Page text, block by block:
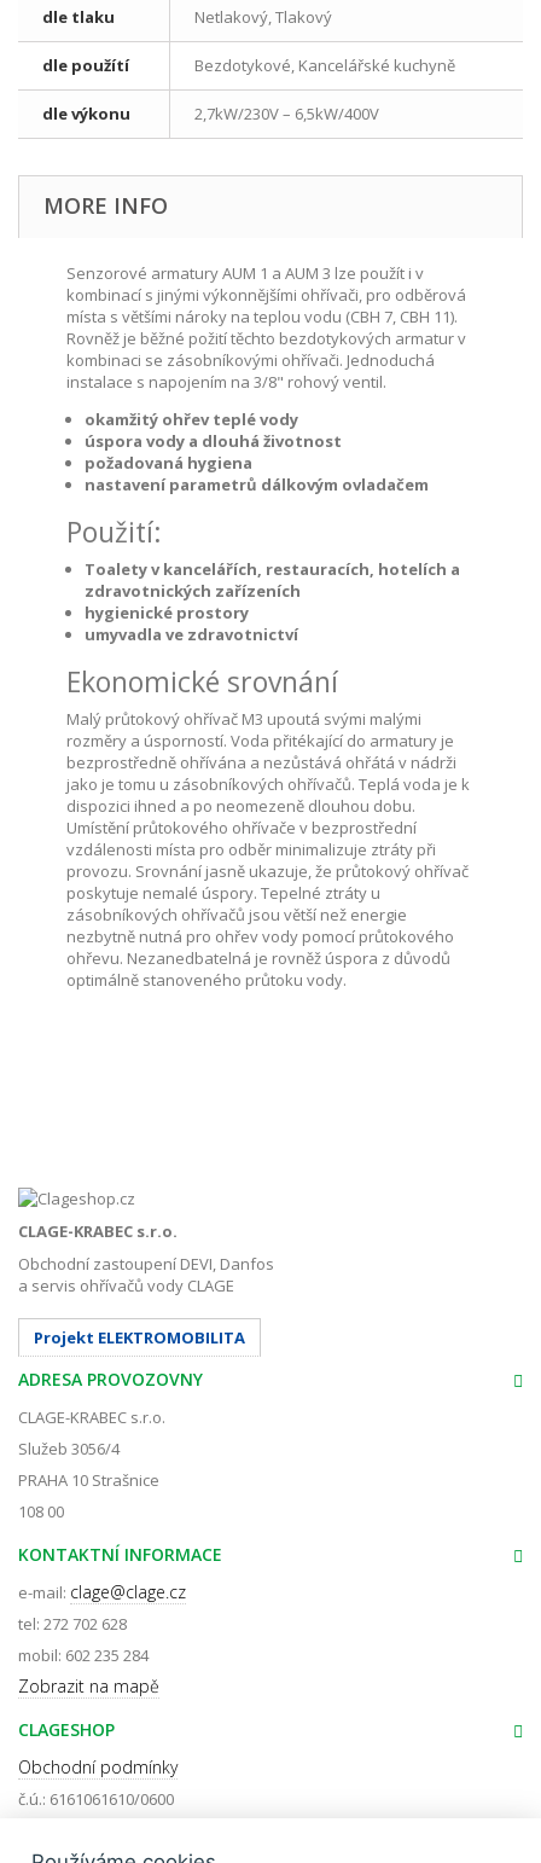
dle tlaku Netlakový, Tlakový
dle použítí Bezdotykové, Kancelářské kuchyně
dle výkonu 2,7kW/230V – 6,5kW/400V
MORE INFO
Senzorové armatury AUM 1 a AUM 3 lze použít i v
kombinací s jinými výkonnějšími ohřívači, pro odběrová
místa s většími nároky na teplou vodu (CBH 7, CBH 11).
Rovněž je běžné požití těchto bezdotykových armatur v
kombinaci se zásobníkovými ohřívači. Jednoduchá
instalace s napojením na 3/8" rohový ventil.
okamžitý ohřev teplé vody
úspora vody a dlouhá životnost
požadovaná hygiena
nastavení parametrů dálkovým ovladačem
Použití:
Toalety v kancelářích, restauracích, hotelích a
zdravotnických zařízeních
hygienické prostory
umyvadla ve zdravotnictví
Ekonomické srovnání
Malý průtokový ohřívač M3 upoutá svými malými
rozměry a úsporností. Voda přitékající do armatury je
bezprostředně ohřívána a nezůstává ohřátá v nádrži
jako je tomu u zásobníkových ohřívačů. Teplá voda je k
dispozici ihned a po neomezeně dlouhou dobu.
Umístění průtokového ohřívače v bezprostřední
vzdálenosti místa pro odběr minimalizuje ztráty při
provozu. Srovnání jasně ukazuje, že průtokový ohřívač
poskytuje nemalé úspory. Tepelné ztráty u
zásobníkových ohřívačů jsou větší než energie
nezbytně nutná pro ohřev vody pomocí průtokového
ohřevu. Nezanedbatelná je rovněž úspora z důvodů
optimálně stanoveného průtoku vody.
CLAGE-KRABEC s.r.o.
Obchodní zastoupení DEVI, Danfos
a servis ohřívačů vody CLAGE
Projekt ELEKTROMOBILITA
ADRESA PROVOZOVNY
CLAGE-KRABEC s.r.o.
Služeb 3056/4
PRAHA 10 Strašnice
108 00
KONTAKTNÍ INFORMACE
e-mail: clage@clage.cz
tel: 272 702 628
mobil: 602 235 284
Zobrazit na mapě
CLAGESHOP
Obchodní podmínky
č.ú.: 6161061610/0600